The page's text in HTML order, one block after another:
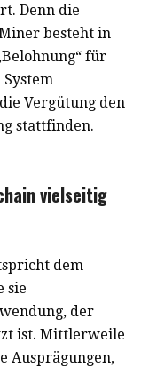
Denn die
besteht in
für
Vergütung den
stattfinden.
vielseitig
dem
sie
der
ist. Mittlerweile
Ausprägungen,